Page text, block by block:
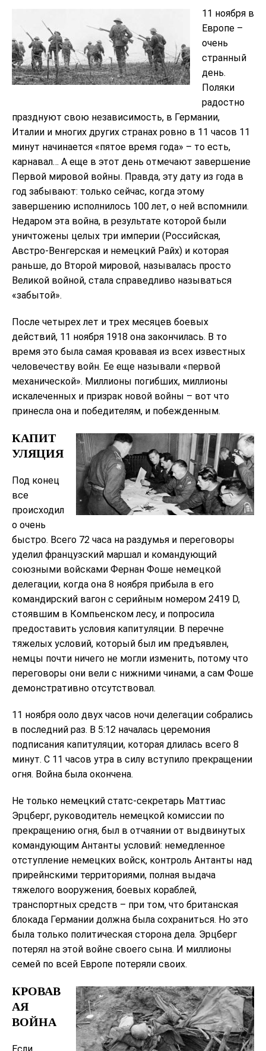
11 ноября в
Европе –
очень
странный
день.
Поляки
радостно
празднуют свою независимость, в Германии,
Италии и многих других странах ровно в 11 часов 11
минут начинается «пятое время года» – то есть,
карнавал… А еще в этот день отмечают завершение
Первой мировой войны. Правда, эту дату из года в
год забывают: только сейчас, когда этому
завершению исполнилось 100 лет, о ней вспомнили.
Недаром эта война, в результате которой были
уничтожены целых три империи (Российская,
Австро-Венгерская и немецкий Райх) и которая
раньше, до Второй мировой, называлась просто
Великой войной, стала справедливо называться
«забытой».
После четырех лет и трех месяцев боевых
действий, 11 ноября 1918 она закончилась. В то
время это была самая кровавая из всех известных
человечеству войн. Ее еще называли «первой
механической». Миллионы погибших, миллионы
искалеченных и призрак новой войны – вот что
принесла она и победителям, и побежденным.
КАПИТ
УЛЯЦИЯ
Под конец
все
происходил
о очень
быстро. Всего 72 часа на раздумья и переговоры
уделил французский маршал и командующий
союзными войсками Фернан Фоше немецкой
делегации, когда она 8 ноября прибыла в его
командирский вагон с серийным номером 2419 D,
стоявшим в Компьенском лесу, и попросила
предоставить условия капитуляции. В перечне
тяжелых условий, который был им предъявлен,
немцы почти ничего не могли изменить, потому что
переговоры они вели с нижними чинами, а сам Фоше
демонстративно отсутствовал.
11 ноября ооло двух часов ночи делегации собрались
в последний раз. В 5:12 началась церемония
подписания капитуляции, которая длилась всего 8
минут. С 11 часов утра в силу вступило прекращении
огня. Война была окончена.
Не только немецкий статс-секретарь Маттиас
Эрцберг, руководитель немецкой комиссии по
прекращению огня, был в отчаянии от выдвинутых
командующим Антанты условий: немедленное
отступление немецких войск, контроль Антанты над
прирейнскими территориями, полная выдача
тяжелого вооружения, боевых кораблей,
транспортных средств – при том, что британская
блокада Германии должна была сохраниться. Но это
была только политическая сторона дела. Эрцберг
потерял на этой войне своего сына. И миллионы
семей по всей Европе потеряли своих.
КРОВАВ
АЯ
ВОЙНА
Если